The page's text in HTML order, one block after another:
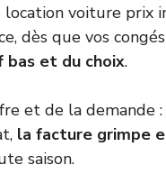
voiture prix
dès que vos
bas et du choix.
et de la demande
la facture grimpe
saison.